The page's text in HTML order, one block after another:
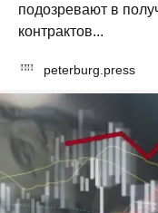
подозревают в
контрактов...
peterburg.press